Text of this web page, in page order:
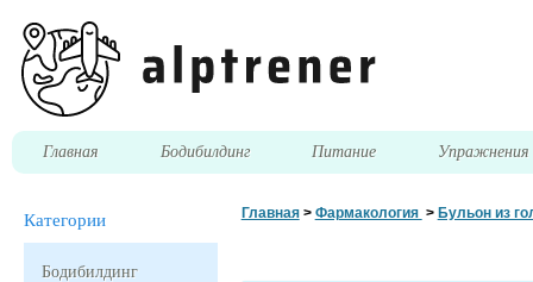
Главная Бодибилдинг Питание Упражнения
Категории
Бодибилдинг
Главная> Фармакология > Бульон из